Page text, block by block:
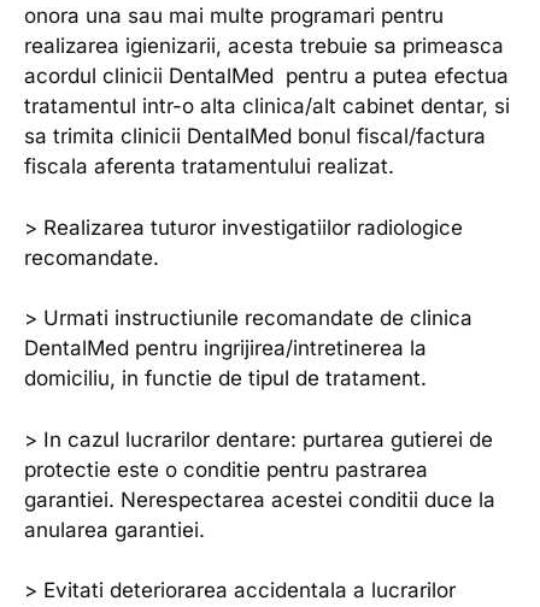
onora una sau mai multe programari pentru
realizarea igienizarii, acesta trebuie sa primeasca
acordul clinicii DentalMed pentru a putea efectua
tratamentul intr-o alta clinica/alt cabinet dentar, si
sa trimita clinicii DentalMed bonul fiscal/factura
fiscala aferenta tratamentului realizat.
> Realizarea tuturor investigatiilor radiologice
recomandate.
> Urmati instructiunile recomandate de clinica
DentalMed pentru ingrijirea/intretinerea la
domiciliu, in functie de tipul de tratament.
> In cazul lucrarilor dentare: purtarea gutierei de
protectie este o conditie pentru pastrarea
garantiei. Nerespectarea acestei conditii duce la
anularea garantiei.
> Evitati deteriorarea accidentala a lucrarilor